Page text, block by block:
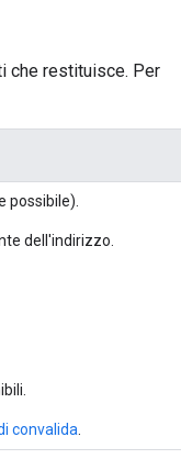
che restituisce. Per
possibile).
dell'indirizzo.
convalida